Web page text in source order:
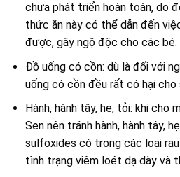
chưa phát triển hoàn toàn, do
thức ăn này có thể dẫn đến
được, gây ngộ độc cho các bé.
Đồ uống có cồn: dù là đối với
uống có cồn đều rất có hại cho
Hành, hành tây, hẹ, tỏi: khi cho
Sen nên tránh hành, hành tây,
sulfoxides có trong các loại
tình trạng viêm loét dạ dày và